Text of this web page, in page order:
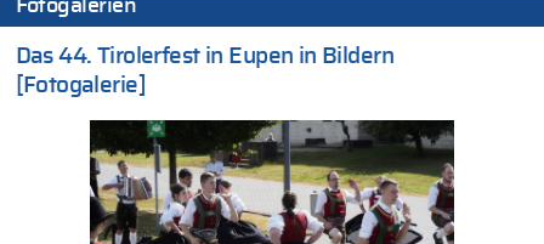
Belgier knackt Jackpot bei Lotterie EuroMillions und gewinnt
08.08.2026 - 08:00 von Strolch zu
AS Eupen: „Keiner weiß, wohin die Reise geht…“
08.08.2026 - 05:07 von Marcel Scholzen Eimerscheid zu
In Belgien missachten zwei von drei Autofahrern das
Tempolimit in 30er-Zonen – Untersuchung von Vias
08.08.2026 - 02:19 von Peter S. zu
In Belgien missachten zwei von drei Autofahrern das
Fotogalerien
Das 44. Tirolerfest in Eupen in Bildern
[Fotogalerie]